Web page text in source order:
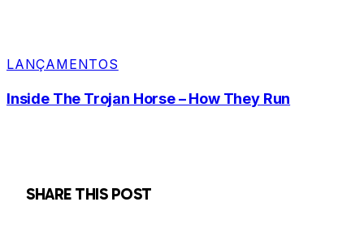
LANÇAMENTOS
Inside The Trojan Horse – How They Run
SHARE THIS POST